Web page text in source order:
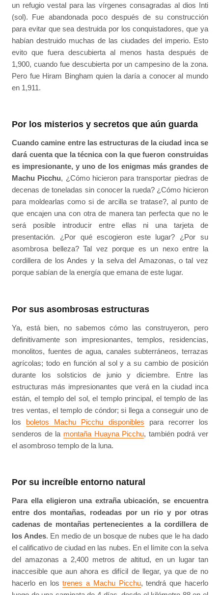
un refugio vestal para las vírgenes consagradas al dios Inti
(sol). Fue abandonada poco después de su construcción
para evitar que sea destruida por los conquistadores, que ya
habían destruido muchas de las ciudades del imperio. Esto
evito que fuera descubierta al menos hasta después de
1,900, cuando fue descubierta por un campesino de la zona.
Pero fue Hiram Bingham quien la daría a conocer al mundo
en 1,911.
Por los misterios y secretos que aún guarda
Cuando camine entre las estructuras de la ciudad inca se
dará cuenta que la técnica con la que fueron construidas
es impresionante, y uno de los enigmas más grandes de
Machu Picchu, ¿Cómo hicieron para transportar piedras de
decenas de toneladas sin conocer la rueda? ¿Cómo hicieron
para moldearlas como si de arcilla se tratase?, al punto de
que encajen una con otra de manera tan perfecta que no le
será posible introducir entre ellas ni una tarjeta de
presentación. ¿Por qué escogieron este lugar? ¿Por su
asombrosa belleza? Tal vez porque es un nexo entre la
cordillera de los Andes y la selva del Amazonas, o tal vez
porque sabían de la energía que emana de este lugar.
Por sus asombrosas estructuras
Ya, está bien, no sabemos cómo las construyeron, pero
definitivamente son impresionantes, templos, residencias,
monolitos, fuentes de agua, canales subterráneos, terrazas
agrícolas; todo en función al sol y a su cambio de posición
durante los solsticios de junio y diciembre. Entre las
estructuras más impresionantes que verá en la ciudad inca
están, el templo del sol, el templo principal, el templo de las
tres ventas, el templo de cóndor; si llega a conseguir uno de
los boletos Machu Picchu disponibles para recorrer los
senderos de la montaña Huayna Picchu, también podrá ver
el asombroso templo de la luna.
Por su increíble entorno natural
Para ella eligieron una extraña ubicación, se encuentra
entre dos montañas, rodeadas por un rio y por otras
cadenas de montañas pertenecientes a la cordillera de
los Andes. En medio de un bosque de nubes que le ha dado
el calificativo de ciudad en las nubes. En el límite con la selva
del amazonas a 2,400 metros de altitud, en un lugar tan
inaccesible que aun ahora es difícil de llegar, ya que de no
hacerlo en lostrenes a Machu Picchu, tendrá que hacerlo